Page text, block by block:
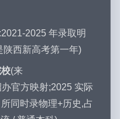
:2021-2025 年录取明
陕西新高考第一年)
(来
官方映射;2025 实际
同时录物理+历史,占